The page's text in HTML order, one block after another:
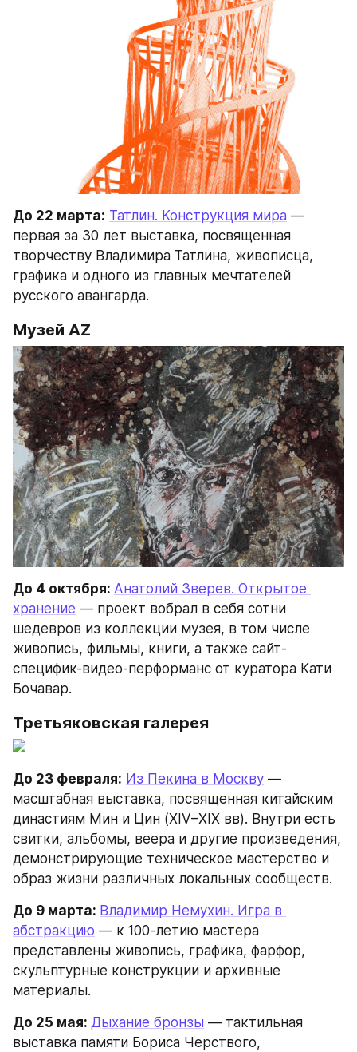
До 22 марта: Татлин. Конструкция мира —
первая за 30 лет выставка, посвященная
творчеству Владимира Татлина, живописца,
графика и одного из главных мечтателей
русского авангарда.
Музей AZ
До 4 октября: Анатолий Зверев. Открытое
хранение — проект вобрал в себя сотни
шедевров из коллекции музея, в том числе
живопись, фильмы, книги, а также сайт-
специфик-видео-перформанс от куратора Кати
Бочавар.
Третьяковская галерея
До 23 февраля: Из Пекина в Москву —
масштабная выставка, посвященная китайским
династиям Мин и Цин (XIV–XIX вв). Внутри есть
свитки, альбомы, веера и другие произведения,
демонстрирующие техническое мастерство и
образ жизни различных локальных сообществ.
До 9 марта: Владимир Немухин. Игра в
абстракцию — к 100-летию мастера
представлены живопись, графика, фарфор,
скульптурные конструкции и архивные
материалы.
До 25 мая: Дыхание бронзы — тактильная
выставка памяти Бориса Черствого,